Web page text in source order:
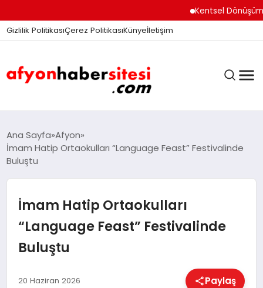
Kentsel Dönüşüm Ofisi
Gizlilik PolitikasıÇerez PolitikasıKünyeİletişim
ANASAYFA
GÜNDEM
DÜNYA
Ana Sayfa Afyon
İmam Hatip Ortaokulları “Language Feast” Festivalinde
Buluştu
İmam Hatip Ortaokulları
“Language Feast” Festivalinde
Buluştu
20 Haziran 2026 Paylaş